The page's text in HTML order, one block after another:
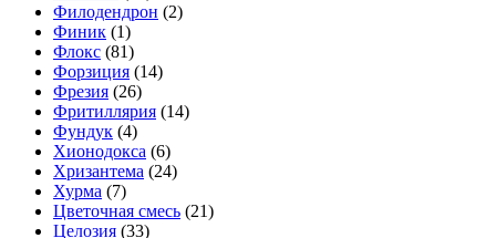
Филодендрон (2)
Финик (1)
Флокс (81)
Форзиция (14)
Фрезия (26)
Фритиллярия (14)
Фундук (4)
Хионодокса (6)
Хризантема (24)
Хурма (7)
Цветочная смесь (21)
Целозия (33)